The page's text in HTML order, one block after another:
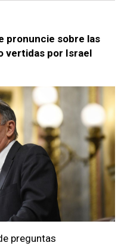
pronuncie sobre las
vertidas por Israel
preguntas